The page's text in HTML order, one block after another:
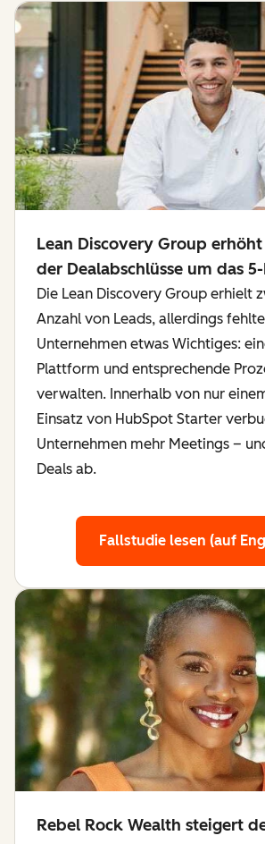
Lean Discovery Group
der Dealabschlüsse um das
Die Lean Discovery Group erhielt
Anzahl von Leads, allerdings
Unternehmen etwas Wichtiges:
Plattform und entsprechende
verwalten. Innerhalb von nur
Einsatz von HubSpot Starter
Unternehmen mehr Meetings –
Deals ab.
Fallstudie lesen (auf
Rebel Rock Wealth steigert